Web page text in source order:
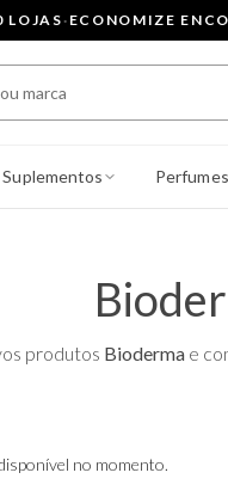
LOJAS· ECONOMIZE
Suplementos Perfumes
produtos Biodermae
no momento.